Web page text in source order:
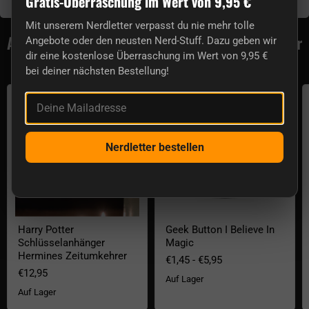
Aktuell lieferbar aus der Kategorie Harry Potter
Accessoires
Harry Potter Schlüsselanhänger Hermines Zeitumkehrer
Harry Potter
Schlüsselanhänger
Hermines Zeitumkehrer
€12,95
Auf Lager
Geek Button I Believe In Magic
Geek Button I Believe In
Magic
€1,45 - €5,95
Auf Lager
Mit unserem Nerdletter verpasst du nie mehr tolle
Angebote oder den neusten Nerd-Stuff. Dazu geben wir
dir eine kostenlose Überraschung im Wert von 9,95 €
bei deiner nächsten Bestellung!
Deine Mailadresse
Nerdletter bestellen